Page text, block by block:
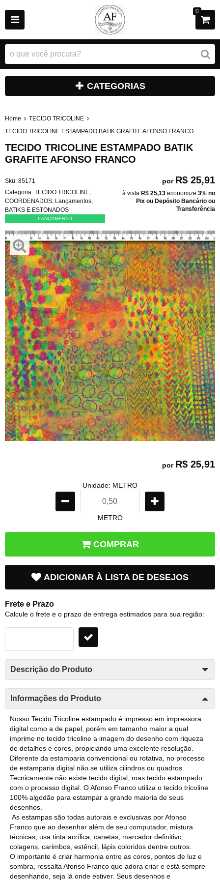
0
CATEGORIAS
Home
TECIDO TRICOLINE
TECIDO TRICOLINE ESTAMPADO BATIK GRAFITE AFONSO FRANCO
TECIDO TRICOLINE ESTAMPADO BATIK
GRAFITE AFONSO FRANCO
Sku: 85171
Categoria: TECIDO TRICOLINE
COORDENADOS Lançamentos
BATIKS E ESTONADOS
LANÇAMENTO
por R$ 25,91
à vista R$ 25,13 economize 3% no
Pix ou Depósito Bancário ou
Transferência
por R$ 25,91
Unidade: METRO
METRO
COMPRAR
ADICIONAR À LISTA DE DESEJOS
Frete e Prazo
Calcule o frete e o prazo de entrega estimados para sua região:
Descrição do Produto
Informações do Produto
Nosso Tecido Tricoline estampado é impresso em impressora
digital como a de papel, porém em tamanho maior a qual
imprime no tecido tricoline a imagem do desenho com riqueza
de detalhes e cores, propiciando uma excelente resolução.
Diferente da estamparia convencional ou rotativa, no processo
de estamparia digital não se utiliza cilindros ou quadros.
Tecnicamente não existe tecido digital, mas tecido estampado
com o processo digital. O Afonso Franco utiliza o tecido tricoline
100% algodão para estampar a grande maioria de seus
desenhos.
As estampas são todas autorais e exclusivas por Afonso
Franco que ao desenhar além de seu computador, mistura
técnicas, usa tinta acrílica, canetas, marcador definitivo,
colagens, carimbos, estêncil, lápis coloridos dentre outros.
O importante é criar harmonia entre as cores, pontos de luz e
sombra, ressalta Afonso Franco que adora criar e está sempre
desenhando, seja lá onde estiver. Seus desenhos e